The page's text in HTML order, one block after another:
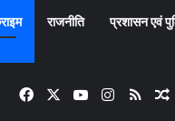
राजनीति प्रशासन एवं
Facebook YouTubeInstagram
RSS